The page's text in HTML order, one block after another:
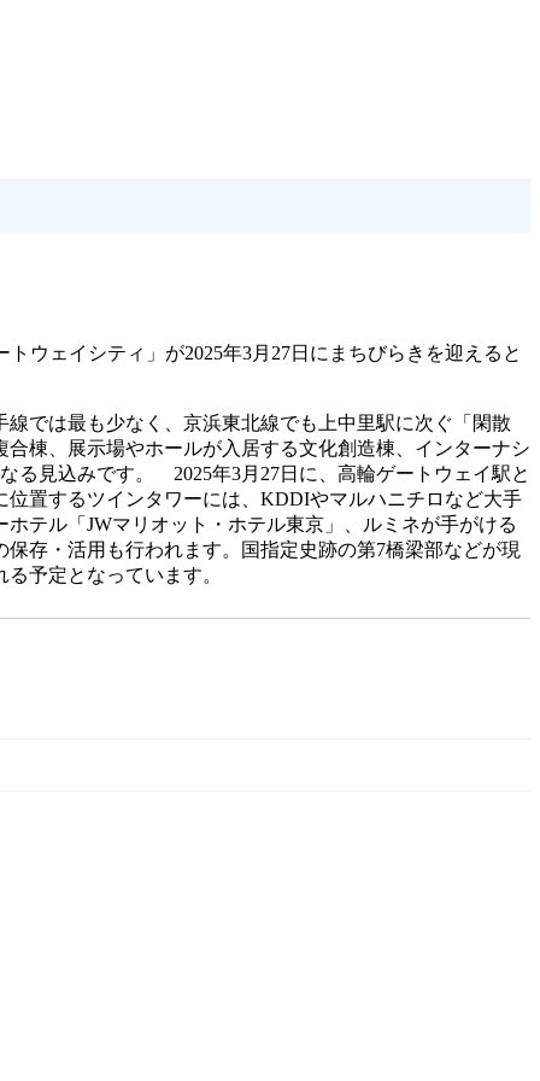
ウェイシティ」が2025年3月27日にまちびらきを迎えると
では最も少なく、京浜東北線でも上中里駅に次ぐ「閑散
棟、展示場やホールが入居する文化創造棟、インターナシ
る見込みです。 2025年3月27日に、高輪ゲートウェイ駅と
置するツインタワーには、KDDIやマルハニチロなど大手
テル「JWマリオット・ホテル東京」、ルミネが手がける
存・活用も行われます。国指定史跡の第7橋梁部などが現
予定となっています。